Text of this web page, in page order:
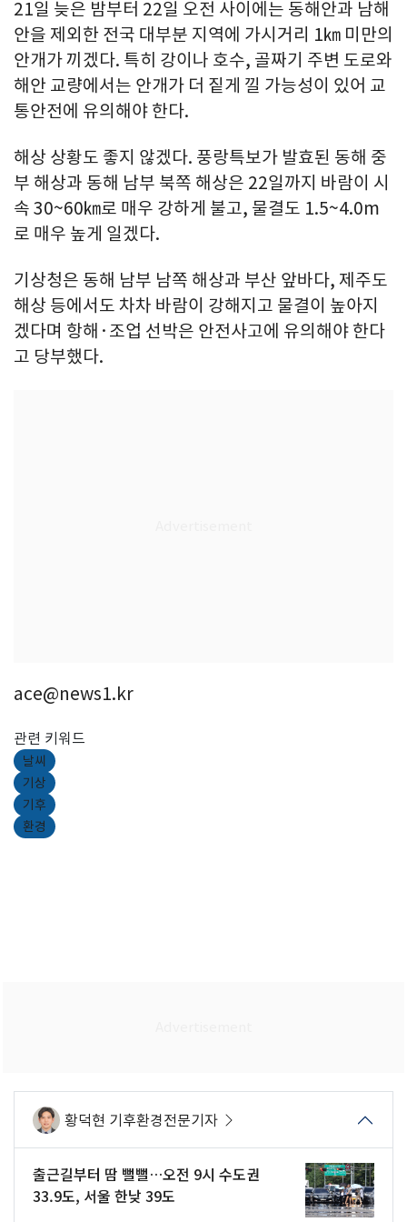
21일 늦은 밤부터 22일 오전 사이에는 동해안과 남해
안을 제외한 전국 대부분 지역에 가시거리 1㎞ 미만의
안개가 끼겠다. 특히 강이나 호수, 골짜기 주변 도로와
해안 교량에서는 안개가 더 짙게 낄 가능성이 있어 교
통안전에 유의해야 한다.
해상 상황도 좋지 않겠다. 풍랑특보가 발효된 동해 중
부 해상과 동해 남부 북쪽 해상은 22일까지 바람이 시
속 30~60㎞로 매우 강하게 불고, 물결도 1.5~4.0m
로 매우 높게 일겠다.
기상청은 동해 남부 남쪽 해상과 부산 앞바다, 제주도
해상 등에서도 차차 바람이 강해지고 물결이 높아지
겠다며 항해·조업 선박은 안전사고에 유의해야 한다
고 당부했다.
ace@news1.kr
관련 키워드
날씨
기상
기후
환경
황덕현 기후환경전문기자
출근길부터 땀 뻘뻘…오전 9시 수도권
33.9도, 서울 한낮 39도